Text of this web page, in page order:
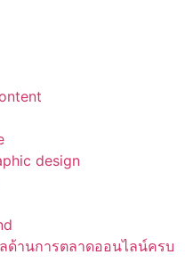
design
ด้านการตลาดออนไลน์ครบ